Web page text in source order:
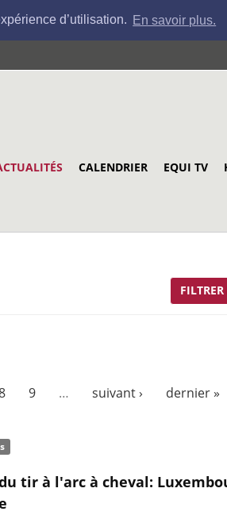
d’utilisation. En savoir plus.
CALENDRIER EQUI TV
9 … suivant › dernier »
tir à l'arc à cheval: